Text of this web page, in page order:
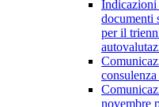
Indicazioni
documenti
per il
novembre